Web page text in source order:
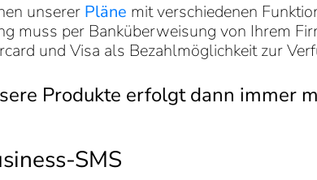
unserer Pläne mit verschiedenen
muss per Banküberweisung von Ihrem
und Visa als Bezahlmöglichkeit zur
Produkte erfolgt dann immer
SMS